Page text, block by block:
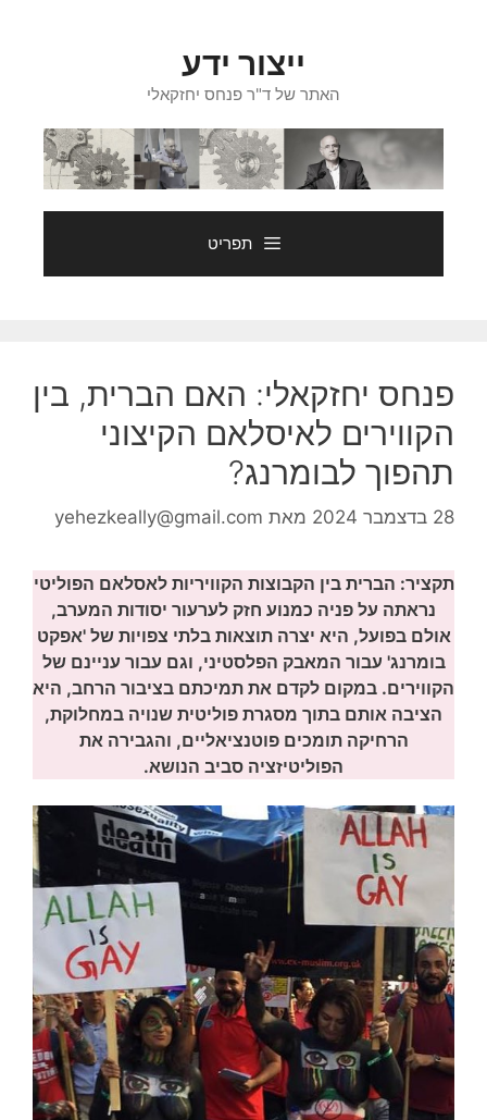
ייצור ידע
האתר של ד"ר פנחס יחזקאלי
תפריט
פנחס יחזקאלי: האם הברית, בין
הקווירים לאיסלאם הקיצוני
תהפוך לבומרנג?
28 בדצמבר 2024 מאת yehezkeally@gmail.com
תקציר: הברית בין הקבוצות הקוויריות לאסלאם הפוליטי
נראתה על פניה כמנוע חזק לערעור יסודות המערב,
אולם בפועל, היא יצרה תוצאות בלתי צפויות של 'אפקט
בומרנג' עבור המאבק הפלסטיני, וגם עבור עניינם של
הקווירים. במקום לקדם את תמיכתם בציבור הרחב, היא
הציבה אותם בתוך מסגרת פוליטית שנויה במחלוקת,
הרחיקה תומכים פוטנציאליים, והגבירה את
הפוליטיזציה סביב הנושא.